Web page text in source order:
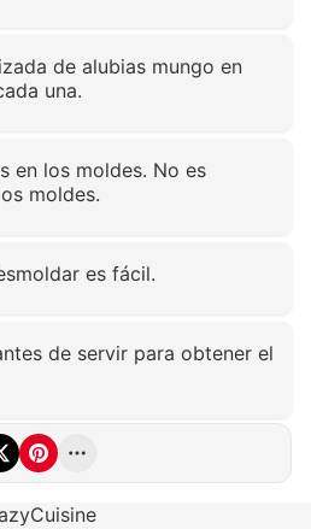
de alubias mungo en
una.
en los moldes. No es
moldes.
es fácil.
de servir para obtener el